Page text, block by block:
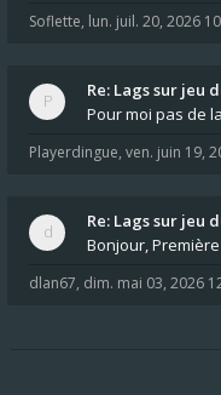
Soflette, lun. juil. 20, 2026
Re: Lags sur jeu
Pour moi pas de
Playerdingue, ven. juin 19,
Re: Lags sur jeu
Bonjour,
dlan67, dim. mai 03, 2026